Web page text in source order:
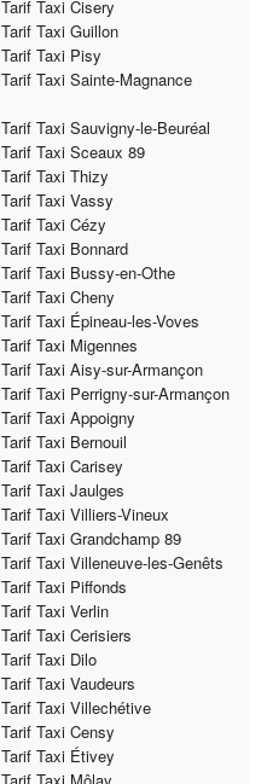
Tarif Taxi Cisery
Tarif Taxi Guillon
Tarif Taxi Pisy
Tarif Taxi Sainte-Magnance
Tarif Taxi Sauvigny-le-Beuréal
Tarif Taxi Sceaux 89
Tarif Taxi Thizy
Tarif Taxi Vassy
Tarif Taxi Cézy
Tarif Taxi Bonnard
Tarif Taxi Bussy-en-Othe
Tarif Taxi Cheny
Tarif Taxi Épineau-les-Voves
Tarif Taxi Migennes
Tarif Taxi Aisy-sur-Armançon
Tarif Taxi Perrigny-sur-Armançon
Tarif Taxi Appoigny
Tarif Taxi Bernouil
Tarif Taxi Carisey
Tarif Taxi Jaulges
Tarif Taxi Villiers-Vineux
Tarif Taxi Grandchamp 89
Tarif Taxi Villeneuve-les-Genêts
Tarif Taxi Piffonds
Tarif Taxi Verlin
Tarif Taxi Cerisiers
Tarif Taxi Dilo
Tarif Taxi Vaudeurs
Tarif Taxi Villechétive
Tarif Taxi Censy
Tarif Taxi Étivey
Tarif Taxi Môlay